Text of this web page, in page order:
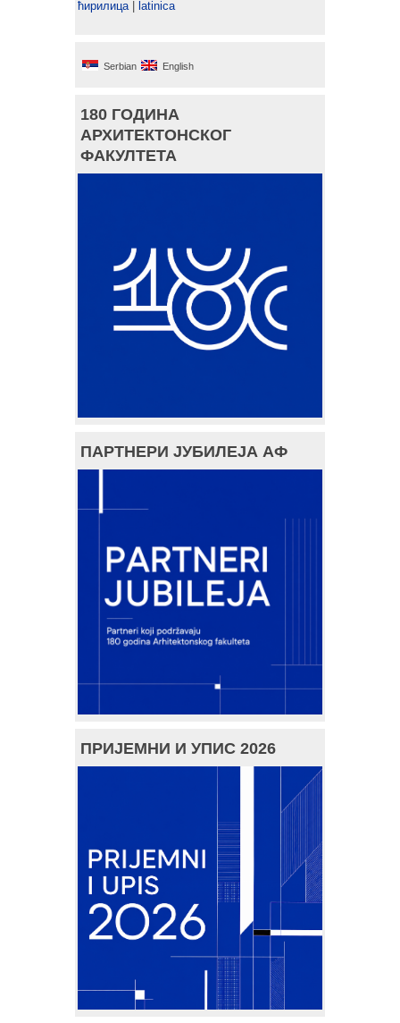
ћирилица latinica
Serbian English
180 ГОДИНА
АРХИТЕКТОНСКОГ
ФАКУЛТЕТА
ПАРТНЕРИ ЈУБИЛЕЈА АФ
ПРИЈЕМНИ И УПИС 2026